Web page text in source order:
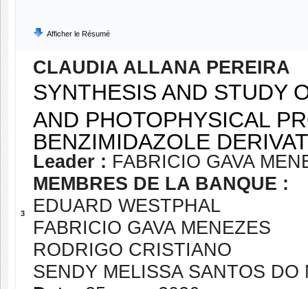
Afficher le Résumé
3
CLAUDIA ALLANA PEREIRA
SYNTHESIS AND STUDY
AND PHOTOPHYSICAL
BENZIMIDAZOLE
Leader : FABRICIO GAVA
MEMBRES DE LA BANQUE :
EDUARD WESTPHAL
FABRICIO GAVA MENEZES
RODRIGO CRISTIANO
SENDY MELISSA SANTOS DO